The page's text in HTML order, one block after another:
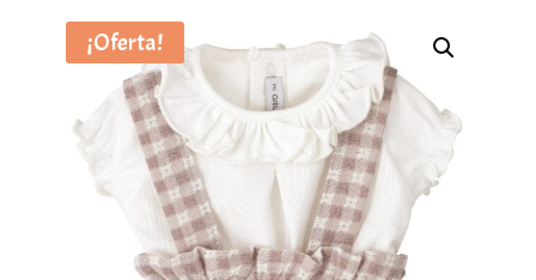
¡Oferta!